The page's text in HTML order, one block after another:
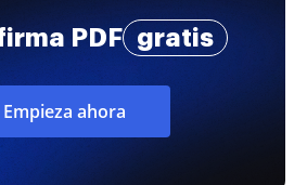
PDF gratis
Empieza ahora